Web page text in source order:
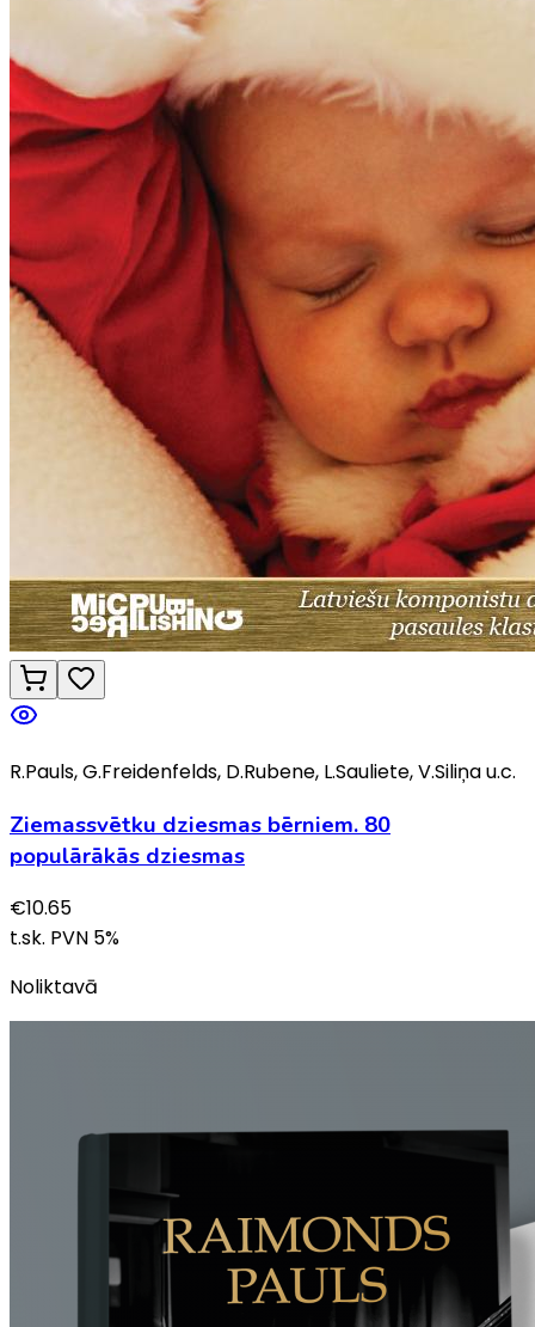
R.Pauls, G.Freidenfelds, D.Rubene, L.Sauliete, V.Siliņa u.c.
Ziemassvētku dziesmas bērniem. 80
populārākās dziesmas
€10.65
t.sk. PVN 5%
Noliktavā